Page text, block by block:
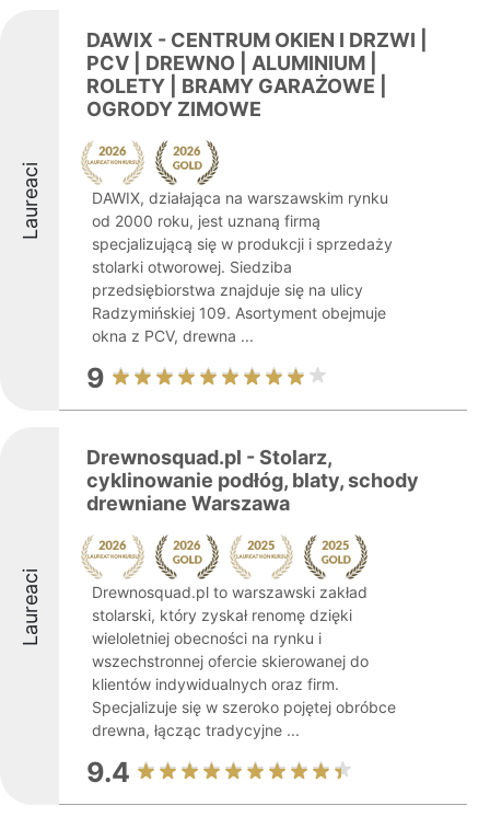
Laureaci
DAWIX - CENTRUM OKIEN I DRZWI |
PCV | DREWNO | ALUMINIUM |
ROLETY | BRAMY GARAŻOWE |
OGRODY ZIMOWE
DAWIX, działająca na warszawskim rynku
od 2000 roku, jest uznaną firmą
specjalizującą się w produkcji i sprzedaży
stolarki otworowej. Siedziba
przedsiębiorstwa znajduje się na ulicy
Radzymińskiej 109. Asortyment obejmuje
okna z PCV, drewna ...
9
Laureaci
Drewnosquad.pl - Stolarz,
cyklinowanie podłóg, blaty, schody
drewniane Warszawa
Drewnosquad.pl to warszawski zakład
stolarski, który zyskał renomę dzięki
wieloletniej obecności na rynku i
wszechstronnej ofercie skierowanej do
klientów indywidualnych oraz firm.
Specjalizuje się w szeroko pojętej obróbce
drewna, łącząc tradycyjne ...
9.4